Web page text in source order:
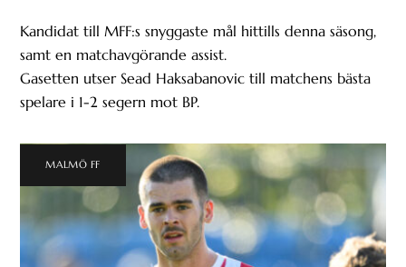
Kandidat till MFF:s snyggaste mål hittills denna säsong,
samt en matchavgörande assist.
Gasetten utser Sead Haksabanovic till matchens bästa
spelare i 1-2 segern mot BP.
MALMÖ FF